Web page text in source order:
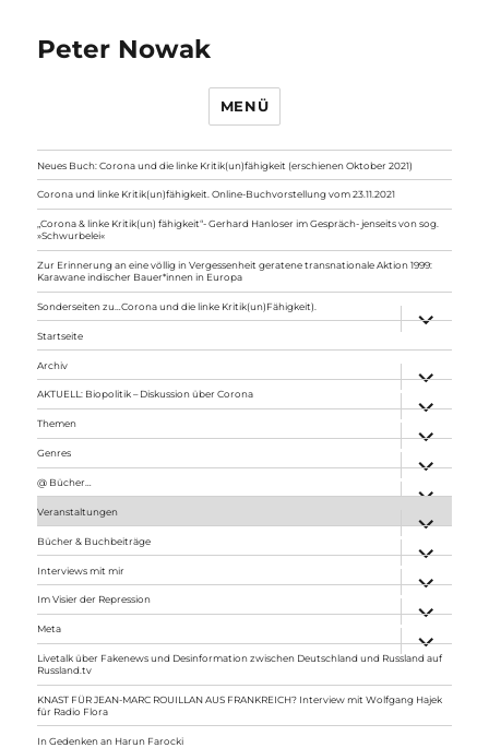
Peter Nowak
MENÜ
Neues Buch: Corona und die linke Kritik(un)fähigkeit (erschienen Oktober 2021)
Corona und linke Kritik(un)fähigkeit. Online-Buchvorstellung vom 23.11.2021
„Corona & linke Kritik(un) fähigkeit“- Gerhard Hanloser im Gespräch- jenseits von sog.
»Schwurbelei«
Zur Erinnerung an eine völlig in Vergessenheit geratene transnationale Aktion 1999:
Karawane indischer Bauer*innen in Europa
Sonderseiten zu…Corona und die linke Kritik(un)Fähigkeit).
anzeigen
Startseite
Archiv
anzeigen
AKTUELL: Biopolitik – Diskussion über Corona
anzeigen
Themen
anzeigen
Genres
anzeigen
@ Bücher…
Veranstaltungen
anzeigen
Bücher & Buchbeiträge
anzeigen
Interviews mit mir
anzeigen
Im Visier der Repression
anzeigen
Meta
anzeigen
Livetalk über Fakenews und Desinformation zwischen Deutschland und Russland auf
Russland.tv
KNAST FÜR JEAN-MARC ROUILLAN AUS FRANKREICH? Interview mit Wolfgang Hajek
für Radio Flora
In Gedenken an Harun Farocki